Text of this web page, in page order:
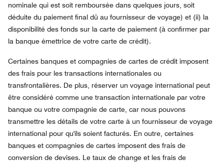
nominale qui est soit remboursée dans quelques jours, soit
déduite du paiement final dû au fournisseur de voyage) et (ii) la
disponibilité des fonds sur la carte de paiement (à confirmer par
la banque émettrice de votre carte de crédit).
Certaines banques et compagnies de cartes de crédit imposent
des frais pour les transactions internationales ou
transfrontalières. De plus, réserver un voyage international peut
être considéré comme une transaction internationale par votre
banque ou votre compagnie de carte, car nous pouvons
transmettre les détails de votre carte à un fournisseur de voyage
international pour qu'ils soient facturés. En outre, certaines
banques et compagnies de cartes imposent des frais de
conversion de devises. Le taux de change et les frais de